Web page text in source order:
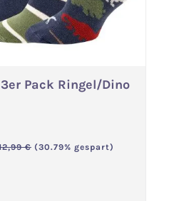
wählen
Pack Ringel/Dino
Preis:
€ (30.79% gespart)